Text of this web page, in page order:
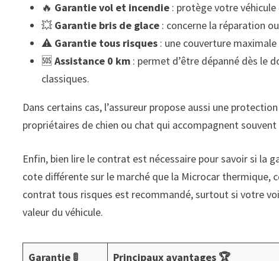
🔥 Garantie vol et incendie : protège votre
💥 Garantie bris de glace : concerne la réparation
⚠️ Garantie tous risques : une couverture
🆘Assistance 0 km : permet d’être dépanné dès le
classiques.
Dans certains cas, l’assureur propose aussi une
propriétaires de chien ou chat qui accompagnent souvent
Enfin, bien lire le contrat est nécessaire pour savoir si la
cote différente sur le marché que la Microcar
contrat tous risques est recommandé, surtout si votre
valeur du véhicule.
Garantie 🚦 Principaux avantages 🏆